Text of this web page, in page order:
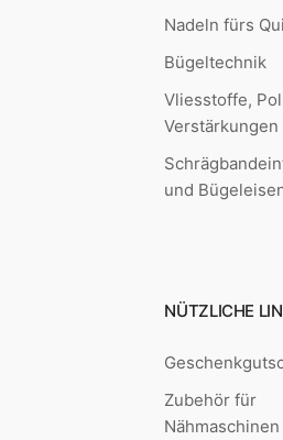
Nadeln fürs
Bügeltechnik
Vliesstoffe,
Verstärkungen
und
NÜTZLICHE
Zubehör für
Nähmaschinen